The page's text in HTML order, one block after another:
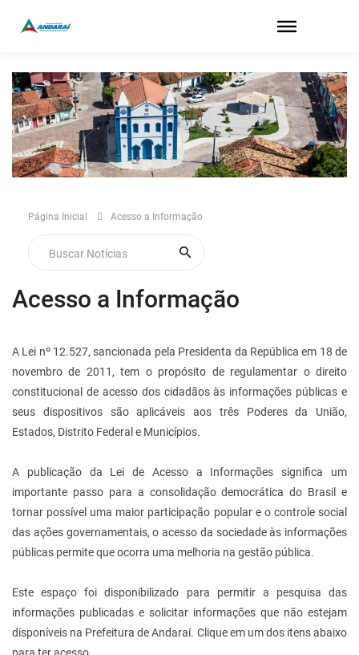
Página Inicial Acesso a Informação
Acesso a Informação
A Lei nº 12.527, sancionada pela Presidenta da República em 18 de
novembro de 2011, tem o propósito de regulamentar o direito
constitucional de acesso dos cidadãos às informações públicas e
seus dispositivos são aplicáveis aos três Poderes da União,
Estados, Distrito Federal e Municípios.
A publicação da Lei de Acesso a Informações significa um
importante passo para a consolidação democrática do Brasil e
tornar possível uma maior participação popular e o controle social
das ações governamentais, o acesso da sociedade às informações
públicas permite que ocorra uma melhoria na gestão pública.
Este espaço foi disponíbilizado para permitir a pesquisa das
informações publicadas e solicitar informações que não estejam
disponíveis na Prefeitura de Andaraí. Clique em um dos itens abaixo